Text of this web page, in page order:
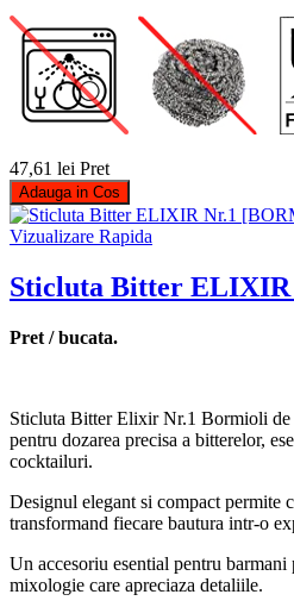
47,61 lei Pret
Adauga in Cos
Vizualizare Rapida
Sticluta Bitter ELIXIR
Pret / bucata.
Sticluta Bitter Elixir Nr.1 Bormioli de
pentru dozarea precisa a bitterelor,
cocktailuri.
Designul elegant si compact permite
transformand fiecare bautura intr-o
Un accesoriu esential pentru
mixologie care apreciaza detaliile.